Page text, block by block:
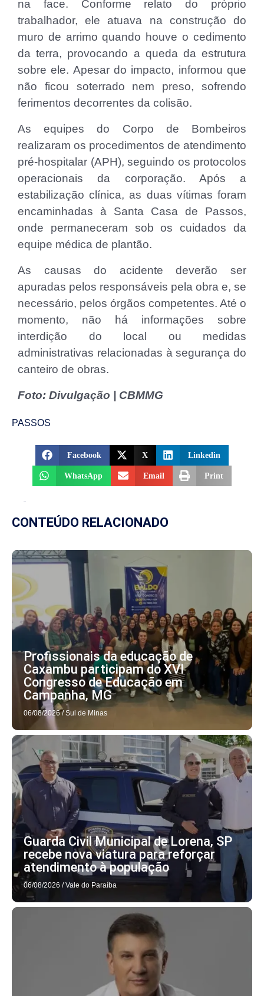
na face. Conforme relato do próprio
trabalhador, ele atuava na construção do
muro de arrimo quando houve o cedimento
da terra, provocando a queda da estrutura
sobre ele. Apesar do impacto, informou que
não ficou soterrado nem preso, sofrendo
ferimentos decorrentes da colisão.
As equipes do Corpo de Bombeiros
realizaram os procedimentos de atendimento
pré-hospitalar (APH), seguindo os protocolos
operacionais da corporação. Após a
estabilização clínica, as duas vítimas foram
encaminhadas à Santa Casa de Passos,
onde permaneceram sob os cuidados da
equipe médica de plantão.
As causas do acidente deverão ser
apuradas pelos responsáveis pela obra e, se
necessário, pelos órgãos competentes. Até o
momento, não há informações sobre
interdição do local ou medidas
administrativas relacionadas à segurança do
canteiro de obras.
Foto: Divulgação | CBMMG
PASSOS
Facebook X Linkedin
WhatsApp Email Print
CONTEÚDO RELACIONADO
Profissionais da educação de
Caxambu participam do XVI
Congresso de Educação em
Campanha, MG
06/08/2026 / Sul de Minas
Guarda Civil Municipal de Lorena, SP
recebe nova viatura para reforçar
atendimento à população
06/08/2026 / Vale do Paraíba